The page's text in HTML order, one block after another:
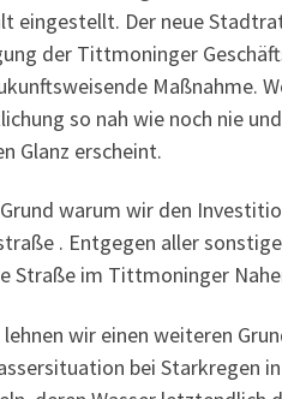
eingestellt. Der neue
der Tittmoninger
Maßnahme.
so nah wie noch nie
Glanz erscheint.
warum wir den
. Entgegen aller
Straße im Tittmoninger
lehnen wir einen weiteren
bei Starkregen